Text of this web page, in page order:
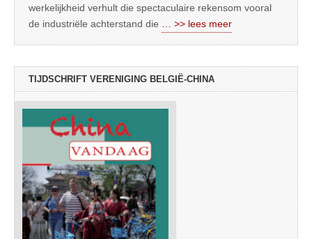
werkelijkheid verhult die spectaculaire rekensom vooral
de industriële achterstand die
… >> lees meer
TIJDSCHRIFT VERENIGING BELGIË-CHINA